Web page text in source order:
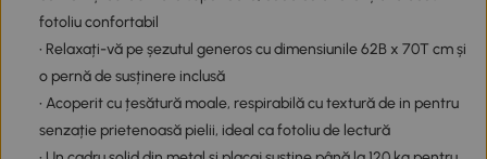
fotoliu confortabil
• Relaxați-vă pe șezutul generos cu dimensiunile 62B x 70T cm și
o pernă de susținere inclusă
• Acoperit cu țesătură moale, respirabilă cu textură de in pentru
senzație prietenoasă pielii, ideal ca fotoliu de lectură